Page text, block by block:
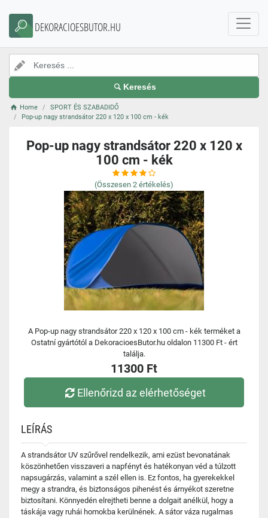
DEKORACIOESBUTOR.HU
Keresés
Home
SPORT ÉS SZABADIDŐ
Pop-up nagy strandsátor 220 x 120 x 100 cm - kék
Pop-up nagy strandsátor 220 x 120 x
100 cm - kék
(Összesen 2 értékelés)
A Pop-up nagy strandsátor 220 x 120 x 100 cm - kék terméket a
Ostatní gyártótól a DekoracioesButor.hu oldalon 11300 Ft - ért
találja.
11300 Ft
Ellenőrizd az elérhetőséget
LEÍRÁS
A strandsátor UV szűrővel rendelkezik, ami ezüst bevonatának
köszönhetően visszaveri a napfényt és hatékonyan véd a túlzott
napsugárzás, valamint a szél ellen is. Ez fontos, ha gyerekekkel
megy a strandra, és biztonságos pihenést és árnyékot szeretne
biztosítani. Könnyedén elrejtheti benne a dolgait anélkül, hogy a
táskája vagy ruhái homokba kerülnének. A sátor váza rugalmas